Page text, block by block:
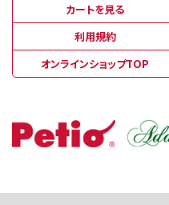
カートを見る
利用規約
オンラインショップTOP